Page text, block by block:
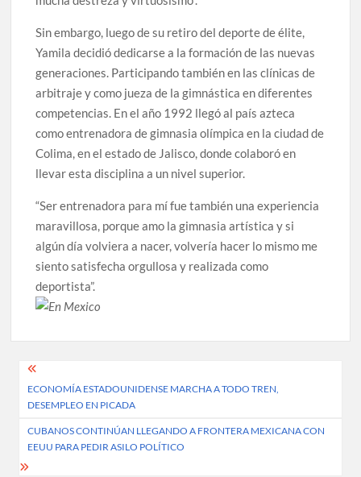
Sin embargo, luego de su retiro del deporte de élite,
Yamila decidió dedicarse a la formación de las nuevas
generaciones. Participando también en las clínicas de
arbitraje y como jueza de la gimnástica en diferentes
competencias. En el año 1992 llegó al país azteca
como entrenadora de gimnasia olímpica en la ciudad de
Colima, en el estado de Jalisco, donde colaboró en
llevar esta disciplina a un nivel superior.
“Ser entrenadora para mí fue también una experiencia
maravillosa, porque amo la gimnasia artística y si
algún día volviera a nacer, volvería hacer lo mismo me
siento satisfecha orgullosa y realizada como
deportista”.
Post
navigation
ECONOMÍA ESTADOUNIDENSE MARCHA A TODO TREN,
DESEMPLEO EN PICADA
CUBANOS CONTINÚAN LLEGANDO A FRONTERA MEXICANA CON
EEUU PARA PEDIR ASILO POLÍTICO